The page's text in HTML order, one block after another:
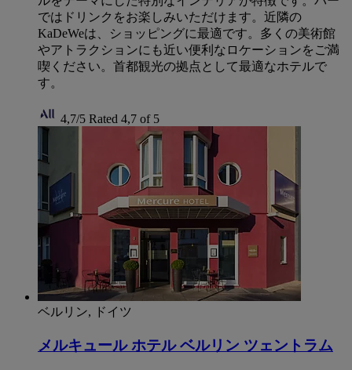
ではドリンクをお楽しみいただけます。近隣の
KaDeWeは、ショッピングに最適です。多くの美術館
やアトラクションにも近い便利なロケーションをご満
喫ください。首都観光の拠点として最適なホテルで
す。
4,7/5 Rated 4,7 of 5
ベルリン, ドイツ
メルキュール ホテル ベルリン ツェントラム